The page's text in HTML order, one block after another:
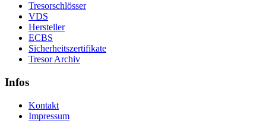
Tresorschlösser
VDS
Hersteller
ECBS
Sicherheitszertifikate
Tresor Archiv
Infos
Kontakt
Impressum